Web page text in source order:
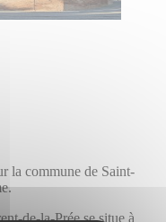
la commune de Saint-
de-la-Prée se situe à